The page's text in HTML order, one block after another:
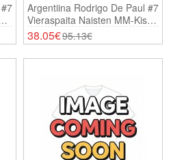
Argentiina Rodrigo De Paul #7
Vieraspaita Naisten MM-Kisat
2026 Lyhythihainen
38.05€95.13€